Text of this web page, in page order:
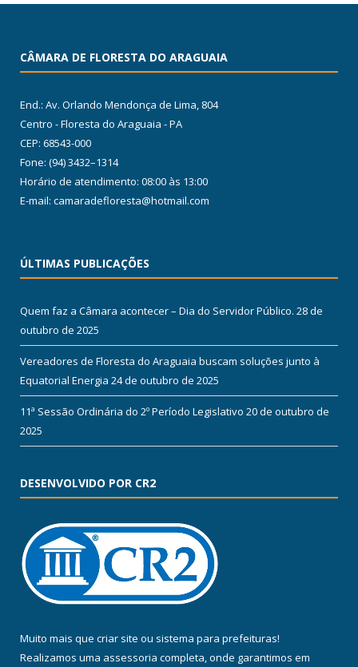
CÂMARA DE FLORESTA DO ARAGUAIA
End.: Av. Orlando Mendonça de Lima, 804
Centro - Floresta do Araguaia - PA
CEP: 68543-000
Fone: (94) 3432–1314
Horário de atendimento: 08:00 às 13:00
E-mail: camaradefloresta@hotmail.com
ÚLTIMAS PUBLICAÇÕES
Quem faz a Câmara acontecer – Dia do Servidor Público. 28 de
outubro de 2025
Vereadores de Floresta do Araguaia buscam soluções junto à
Equatorial Energia 24 de outubro de 2025
11ª Sessão Ordinária do 2º Período Legislativo 20 de outubro de
2025
DESENVOLVIDO POR CR2
Muito mais que criar site ou sistema para prefeituras!
Realizamos uma assessoria completa, onde garantimos em